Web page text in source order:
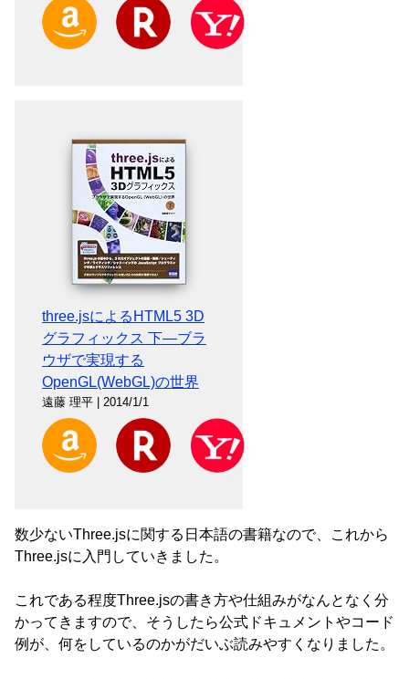
Amazon 楽天
three.jsによるHTML5 3D
グラフィックス 下―ブラ
ウザで実現する
OpenGL(WebGL)の世界
遠藤 理平 | 2014/1/1
Amazon 楽天
数少ないThree.jsに関する日本語の書籍なので、これから
Three.jsに入門していきました。
これである程度Three.jsの書き方や仕組みがなんとなく分
かってきますので、そうしたら公式ドキュメントやコード
例が、何をしているのかがだいぶ読みやすくなりました。